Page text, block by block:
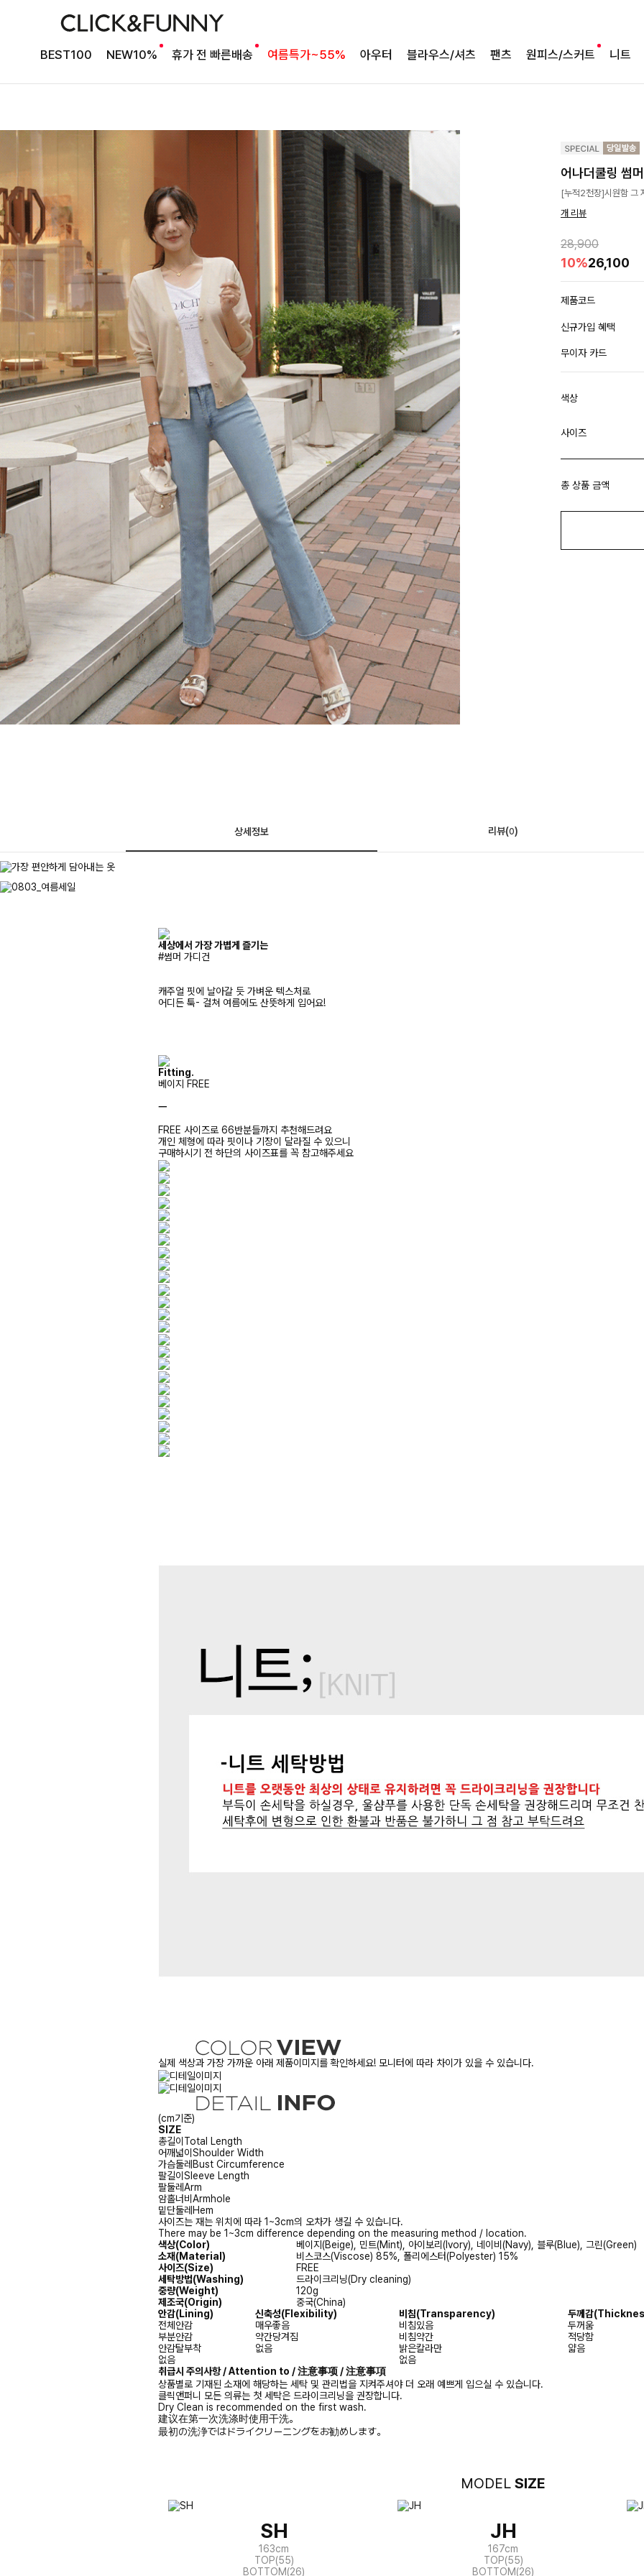
BEST100 NEW10% 휴가 전 빠른배송 여름특가~55% 아우터 블라우스/셔츠 팬츠 원피스/스커트 니트
어나더쿨링 썸
[누적2천장]시원함 그
개 리뷰
28,900
10%26,100
제품코드
신규가입 혜택
무이자 카드
색상
사이즈
총 상품 금액
상세정보 리뷰(0)
세상에서 가장 가볍게 즐기는
#썸머 가디건
캐주얼 핏에 날아갈 듯 가벼운 텍스처로
어디든 툭- 걸쳐 여름에도 산뜻하게 입어요!
Fitting.
베이지 FREE
ㅡ
FREE 사이즈로 66반분들까지 추천해드려요
개인 체형에 따라 핏이나 기장이 달라질 수 있으니
구매하시기 전 하단의 사이즈표를 꼭 참고해주세요
실제 색상과 가장 가까운 아래 제품이미지를 확인하세요! 모니터에 따라 차이가 있을 수 있습니다.
(cm기준)
SIZE
총길이 Total Length
어깨넓이 Shoulder Width
가슴둘레 Bust Circumference
팔길이 Sleeve Length
팔둘레Arm
암홀너비 Armhole
밑단둘레 Hem
사이즈는 재는 위치에 따라 1~3cm의 오차가 생길 수 있습니다.
There may be 1~3cm difference depending on the measuring method / location.
색상(Color)
베이지(Beige), 민트(Mint), 아이보리(Ivory), 네이비(Navy), 블루(Blue), 그린(Green)
소재(Material)
비스코스(Viscose) 85%, 폴리에스터(Polyester) 15%
사이즈(Size)
FREE
세탁방법(Washing)
드라이크리닝(Dry cleaning)
중량(Weight)
120g
제조국(Origin)
중국(China)
안감(Lining) 신축성(Flexibility) 비침(Transparency) 두께감
전체안감
매우좋음 비침있음
두꺼움
부분안감
약간당겨짐 비침약간
적당함
안감탈부착
없음 밝은칼라만
얇음
없음
없음
취급시 주의사항 / Attention to / 注意事项 / 注意事項
상품별로 기재된 소재에 해당하는 세탁 및 관리법을 지켜주셔야 더 오래 예쁘게 입으실 수 있습니다.
클릭앤퍼니 모든 의류는 첫 세탁은 드라이크리닝을 권장합니다.
Dry Clean is recommended on the first wash.
建议在第一次洗涤时使用干洗。
最初の洗浄ではドライクリーニングをお勧めします。
MODEL SIZE
SH
163cm
TOP(55)
BOTTOM(26)
JH
167cm
TOP(55)
BOTTOM(26)